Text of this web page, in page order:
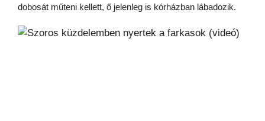
dobosát műteni kellett, ő jelenleg is kórházban lábadozik.